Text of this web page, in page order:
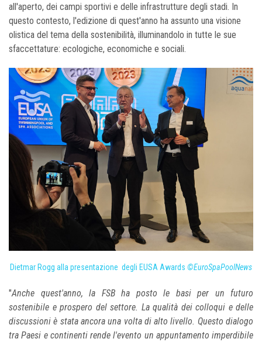
all'aperto, dei campi sportivi e delle infrastrutture degli stadi. In
questo contesto, l'edizione di quest'anno ha assunto una visione
olistica del tema della sostenibilità, illuminandolo in tutte le sue
sfaccettature: ecologiche, economiche e sociali.
Dietmar Rogg alla presentazione degli EUSA Awards ©EuroSpaPoolNews
"Anche quest'anno, la FSB ha posto le basi per un futuro
sostenibile e prospero del settore. La qualità dei colloqui e delle
discussioni è stata ancora una volta di alto livello. Questo dialogo
tra Paesi e continenti rende l'evento un appuntamento imperdibile